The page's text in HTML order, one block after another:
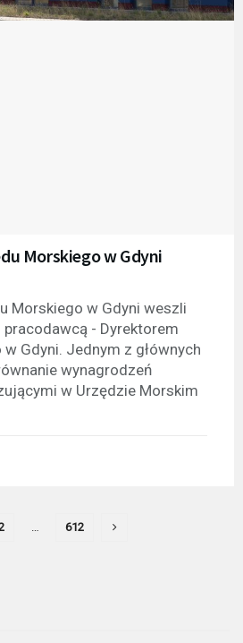
Morskiego w Gdyni
Morskiego w Gdyni weszli
- Dyrektorem
Gdyni. Jednym z głównych
wynagrodzeń
w Urzędzie Morskim
612